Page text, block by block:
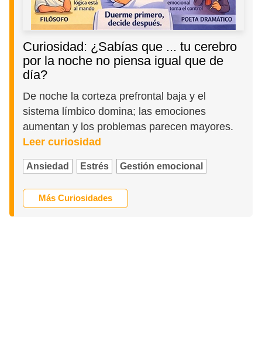
Curiosidad: ¿Sabías que ... tu cerebro
por la noche no piensa igual que de
día?
De noche la corteza prefrontal baja y el
sistema límbico domina; las emociones
aumentan y los problemas parecen mayores.
Leer curiosidad
Ansiedad Estrés Gestión emocional
Más Curiosidades